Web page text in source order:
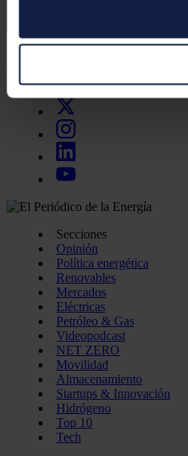
Identificar su
específicas (huellas
Obtenga más información
preferencias en lasección
momento en la Declaración
Las cookies de este sitio
funciones de redes sociales
uso que haga del sitio web
quienes pueden combinarla
Secciones
Opinión
Política energética
Renovables
Mercados
Eléctricas
Petróleo & Gas
Videopodcast
NET ZERO
Movilidad
Almacenamiento
Startups & Innovación
Hidrógeno
Top 10
Tech